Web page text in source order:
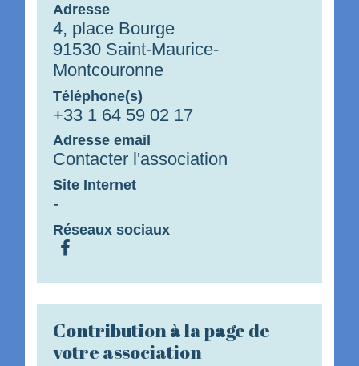
Adresse
4, place Bourge
91530 Saint-Maurice-
Montcouronne
Téléphone(s)
+33 1 64 59 02 17
Adresse email
Contacter l'association
Site Internet
-
Réseaux sociaux
Contribution à la page de
votre association